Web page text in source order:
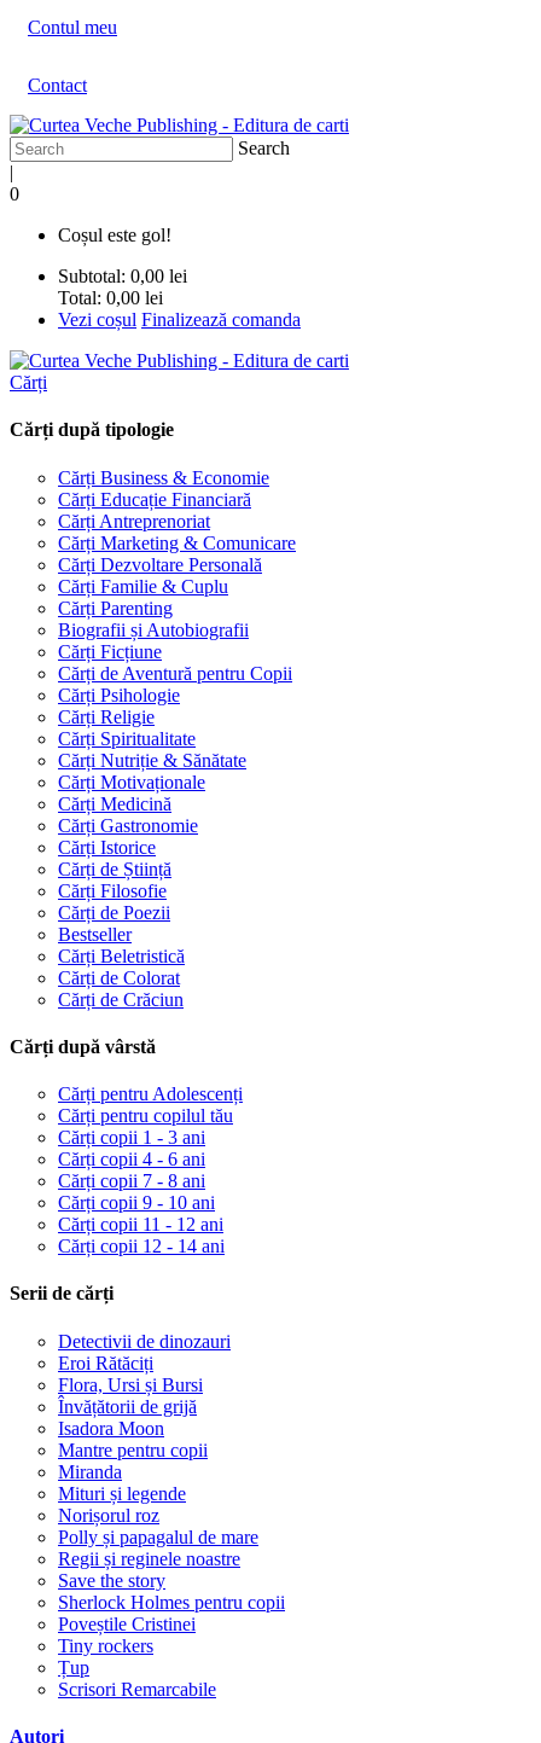
Contul meu
Contact
Search
|
0
Coșul este gol!
Subtotal: 0,00 lei
Total: 0,00 lei
Vezi coșul Finalizează comanda
Cărți
Cărți după tipologie
Cărți Business & Economie
Cărți Educație Financiară
Cărți Antreprenoriat
Cărți Marketing & Comunicare
Cărți Dezvoltare Personală
Cărți Familie & Cuplu
Cărți Parenting
Biografii și Autobiografii
Cărți Ficțiune
Cărți de Aventură pentru Copii
Cărți Psihologie
Cărți Religie
Cărți Spiritualitate
Cărți Nutriție & Sănătate
Cărți Motivaționale
Cărți Medicină
Cărți Gastronomie
Cărți Istorice
Cărți de Știință
Cărți Filosofie
Cărți de Poezii
Bestseller
Cărți Beletristică
Cărți de Colorat
Cărți de Crăciun
Cărți după vârstă
Cărți pentru Adolescenți
Cărți pentru copilul tău
Cărți copii 1 - 3 ani
Cărți copii 4 - 6 ani
Cărți copii 7 - 8 ani
Cărți copii 9 - 10 ani
Cărți copii 11 - 12 ani
Cărți copii 12 - 14 ani
Serii de cărți
Detectivii de dinozauri
Eroi Rătăciți
Flora, Ursi și Bursi
Învățătorii de grijă
Isadora Moon
Mantre pentru copii
Miranda
Mituri și legende
Norișorul roz
Polly și papagalul de mare
Regii și reginele noastre
Save the story
Sherlock Holmes pentru copii
Poveștile Cristinei
Tiny rockers
Țup
Scrisori Remarcabile
Autori